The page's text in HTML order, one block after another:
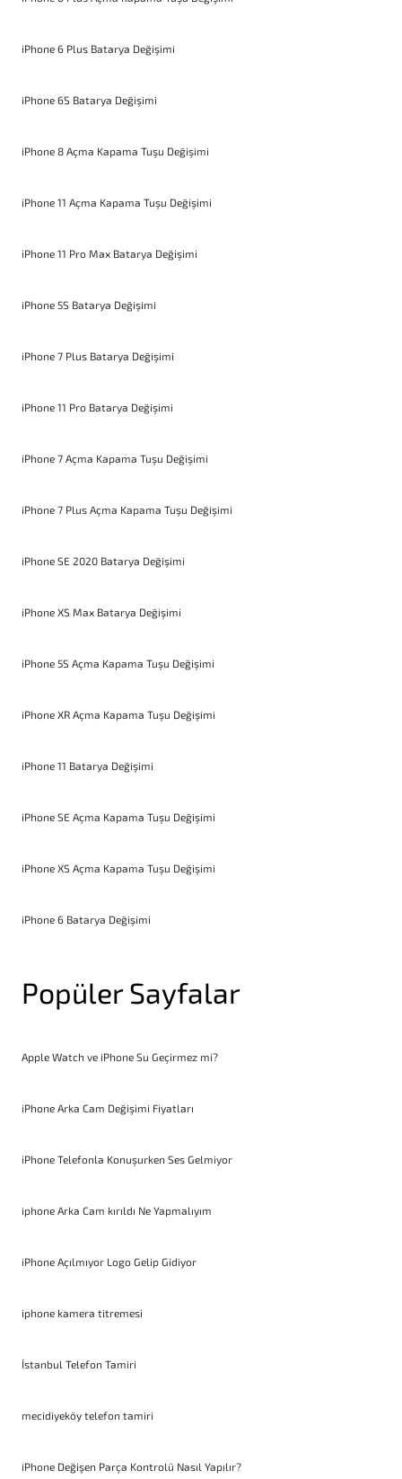
iPhone 6 Plus Batarya Değişimi
iPhone 6S Batarya Değişimi
iPhone 8 Açma Kapama Tuşu Değişimi
iPhone 11 Açma Kapama Tuşu Değişimi
iPhone 11 Pro Max Batarya Değişimi
iPhone 5S Batarya Değişimi
iPhone 7 Plus Batarya Değişimi
iPhone 11 Pro Batarya Değişimi
iPhone 7 Açma Kapama Tuşu Değişimi
iPhone 7 Plus Açma Kapama Tuşu Değişimi
iPhone SE 2020 Batarya Değişimi
iPhone XS Max Batarya Değişimi
iPhone 5S Açma Kapama Tuşu Değişimi
iPhone XR Açma Kapama Tuşu Değişimi
iPhone 11 Batarya Değişimi
iPhone SE Açma Kapama Tuşu Değişimi
iPhone XS Açma Kapama Tuşu Değişimi
iPhone 6 Batarya Değişimi
Popüler Sayfalar
Apple Watch ve iPhone Su Geçirmez mi?
iPhone Arka Cam Değişimi Fiyatları
iPhone Telefonla Konuşurken Ses Gelmiyor
iphone Arka Cam kırıldı Ne Yapmalıyım
iPhone Açılmıyor Logo Gelip Gidiyor
iphone kamera titremesi
İstanbul Telefon Tamiri
mecidiyeköy telefon tamiri
iPhone Değişen Parça Kontrolü Nasıl Yapılır?